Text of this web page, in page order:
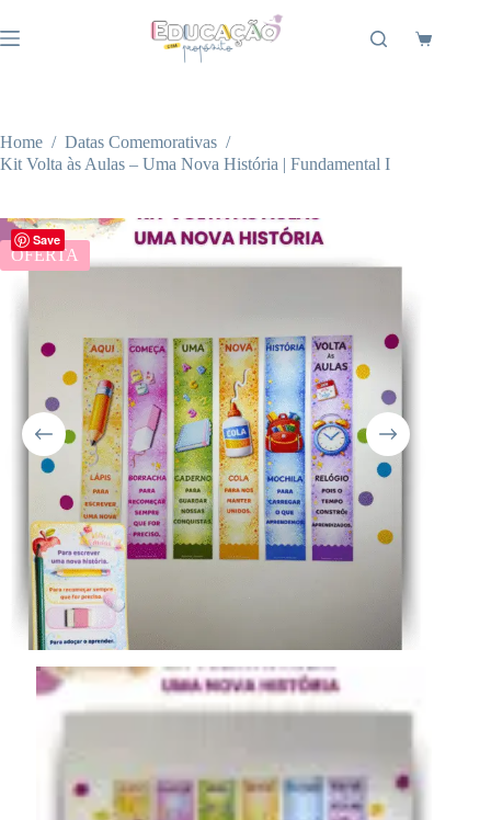
para
o
Carrinho
Home / Datas Comemorativas /
Kit Volta às Aulas – Uma Nova História | Fundamental I
Save
OFERTA